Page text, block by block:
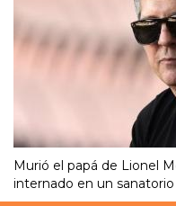
Murió el papá de Lionel
internado en un